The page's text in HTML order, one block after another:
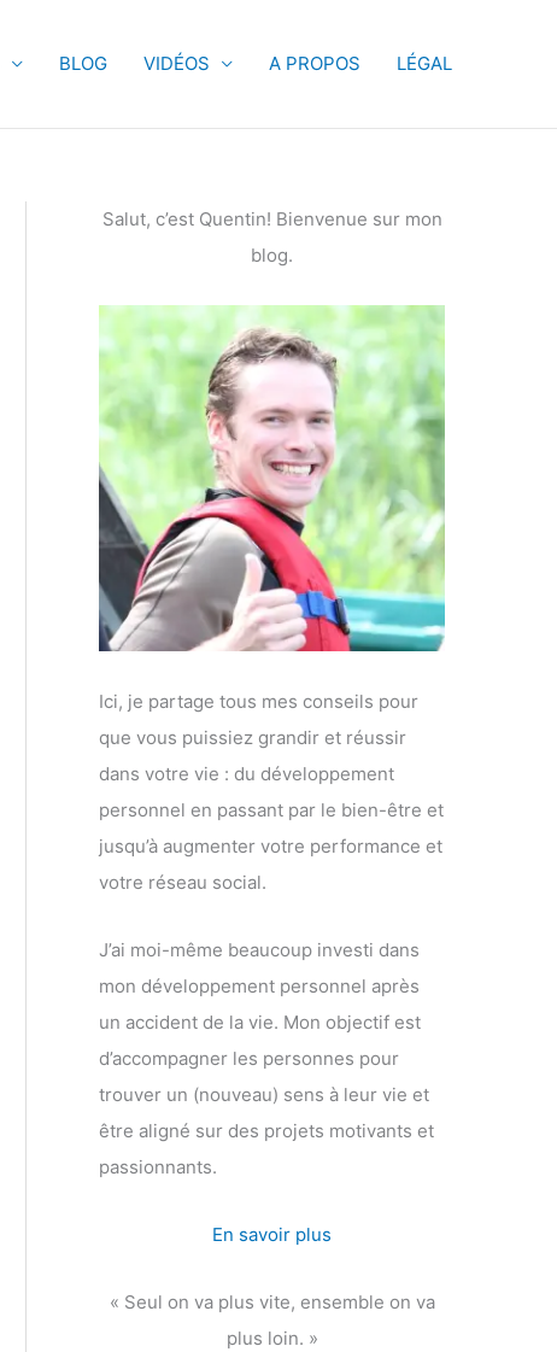
BLOG VIDÉOS A PROPOS LÉGAL
Salut, c’est Quentin! Bienvenue sur mon
blog.
Ici, je partage tous mes conseils pour
que vous puissiez grandir et réussir
dans votre vie : du développement
personnel en passant par le bien-être et
jusqu’à augmenter votre performance et
votre réseau social.
J’ai moi-même beaucoup investi dans
mon développement personnel après
un accident de la vie. Mon objectif est
d’accompagner les personnes pour
trouver un (nouveau) sens à leur vie et
être aligné sur des projets motivants et
passionnants.
En savoir plus
« Seul on va plus vite, ensemble on va
plus loin. »